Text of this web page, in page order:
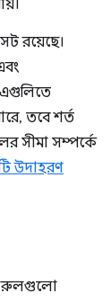
রয়েছে।
তবে শর্ত
সীমা সম্পর্কে
উদাহরণ
রুলগুলো